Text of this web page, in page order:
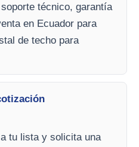
técnico, garantía
en Ecuador para
de techo para
tu lista y solicita una